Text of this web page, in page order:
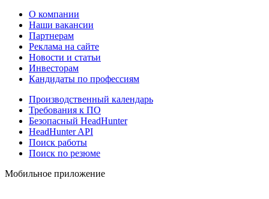
О компании
Наши вакансии
Партнерам
Реклама на сайте
Новости и статьи
Инвесторам
Кандидаты по профессиям
Производственный календарь
Требования к ПО
Безопасный HeadHunter
HeadHunter API
Поиск работы
Поиск по резюме
Мобильное приложение